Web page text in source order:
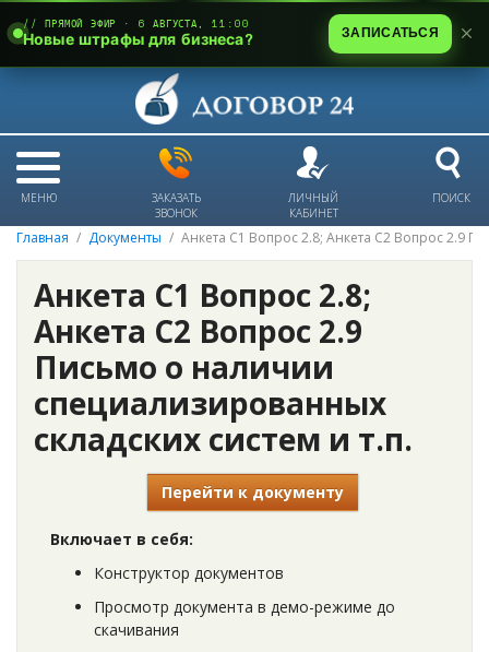
МЕНЮ
ЗАКАЗАТЬ
ЗВОНОК
ЛИЧНЫЙ
КАБИНЕТ
ПОИСК
Главная Документы Анкета С1 Вопрос 2.8; Анкета С2 Вопрос 2.9
Анкета С1 Вопрос 2.8;
Анкета С2 Вопрос 2.9
Письмо о наличии
специализированных
складских систем и т.п.
Перейти к документу
Включает в себя:
Конструктор документов
Просмотр документа в демо-режиме до
скачивания
// ПРЯМОЙ ЭФИР · 6 АВГУСТА, 11:00
Новые штрафы для бизнеса? ЗАПИСАТЬСЯ